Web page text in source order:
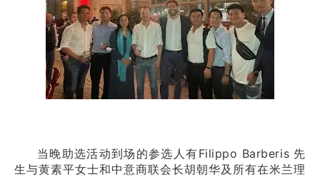
当晚助选活动到场的参选人有Filippo Barberis 先
生与黄素平女士和中意商联会长胡朝华及所有在米兰理